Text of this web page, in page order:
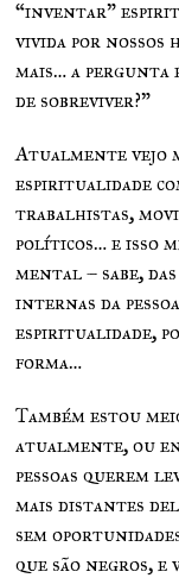
“inventar”
vivida por nossos
mais… a pergunta
de sobreviver?”
Atualmente vejo
espiritualidade
trabalhistas,
políticos… e isso
mental – sabe,
internas da
espiritualidade,
forma…
Também estou
atualmente, ou
pessoas querem
mais distantes
sem
que são negros, e